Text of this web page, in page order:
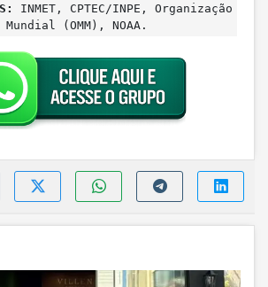
INMET, CPTEC/INPE, Organização
(OMM), NOAA.